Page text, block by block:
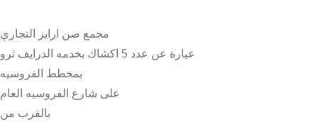
مجمع صن ارايز التجاري
عبارة عن عدد 5 اكشاك بخدمه الدرايف ثرو
بمخطط الفروسيه
على شارع الفروسيه العام
بالقرب من